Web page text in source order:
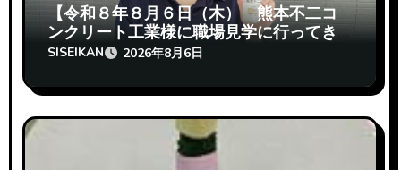
【令和８年８月６日（木） 熊本不二コ
ンクリート工業様に職場見学に行ってき
たぞ 志成館高等学院熊本校】
SISEIKAN 2026年8月6日